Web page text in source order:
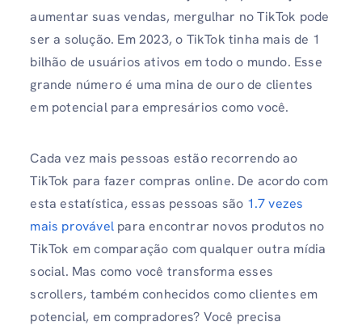
aumentar suas vendas, mergulhar no TikTok pode
ser a solução. Em 2023, o TikTok tinha mais de 1
bilhão de usuários ativos em todo o mundo. Esse
grande número é uma mina de ouro de clientes
em potencial para empresários como você.
Cada vez mais pessoas estão recorrendo ao
TikTok para fazer compras online. De acordo com
esta estatística, essas pessoas são 1.7 vezes
mais provável para encontrar novos produtos no
TikTok em comparação com qualquer outra mídia
social. Mas como você transforma esses
scrollers, também conhecidos como clientes em
potencial, em compradores? Você precisa